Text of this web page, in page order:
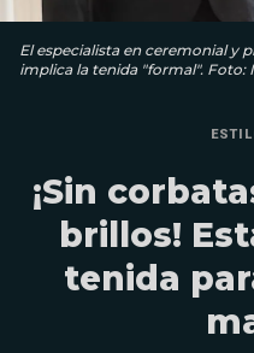
El especialista en ceremonial y
implica la tenida "formal". Foto:
¡Sin
brillos!
tenida